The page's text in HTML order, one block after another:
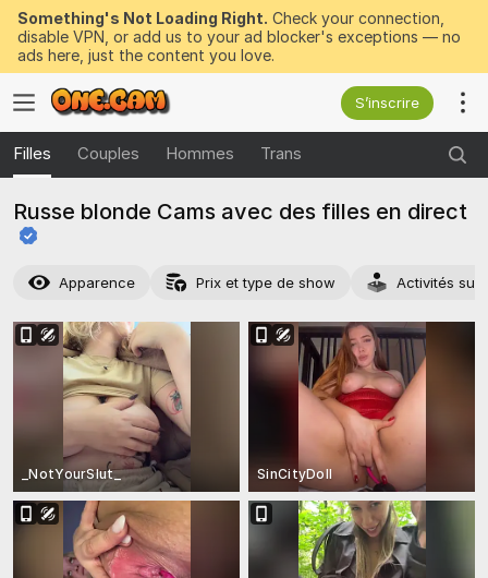
Something's Not Loading Right. Check your connection,
disable VPN, or add us to your ad blocker's exceptions — no
ads here, just the content you love.
S’inscrire
Filles Couples Hommes Trans
Russe blonde Cams avec des filles en direct
Apparence Prix et type de show Activités sur
_NotYourSlut_ SinCityDoll